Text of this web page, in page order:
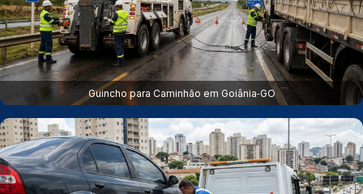
Guincho para Caminhão em Goiânia‑GO